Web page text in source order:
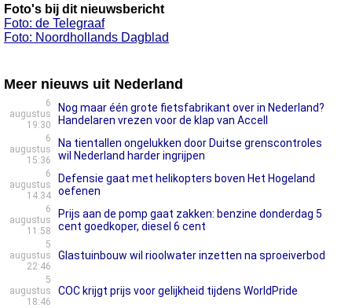
Foto's bij dit nieuwsbericht
Foto: de Telegraaf
Foto: Noordhollands Dagblad
Meer nieuws uit Nederland
6
augustus
19:30
Nog maar één grote fietsfabrikant over in Nederland?
Handelaren vrezen voor de klap van Accell
6
augustus
15:36
Na tientallen ongelukken door Duitse grenscontroles
wil Nederland harder ingrijpen
6
augustus
14:34
Defensie gaat met helikopters boven Het Hogeland
oefenen
6
augustus
11:58
Prijs aan de pomp gaat zakken: benzine donderdag 5
cent goedkoper, diesel 6 cent
5
augustus
22:46
Glastuinbouw wil rioolwater inzetten na sproeiverbod
5
augustus
18:46
COC krijgt prijs voor gelijkheid tijdens WorldPride